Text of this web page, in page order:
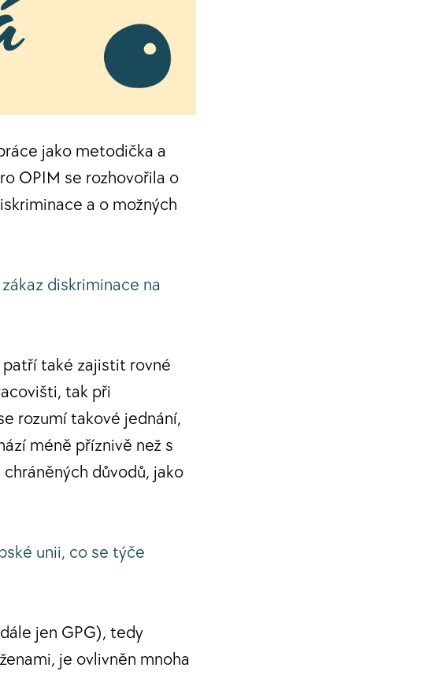
jako metodička a
OPIM se rozhovořila o
a o možných
diskriminace na
také zajistit rovné
tak při
rozumí takové jednání,
méně příznivě než s
důvodů, jako
unii, co se týče
jen GPG), tedy
je ovlivněn mnoha